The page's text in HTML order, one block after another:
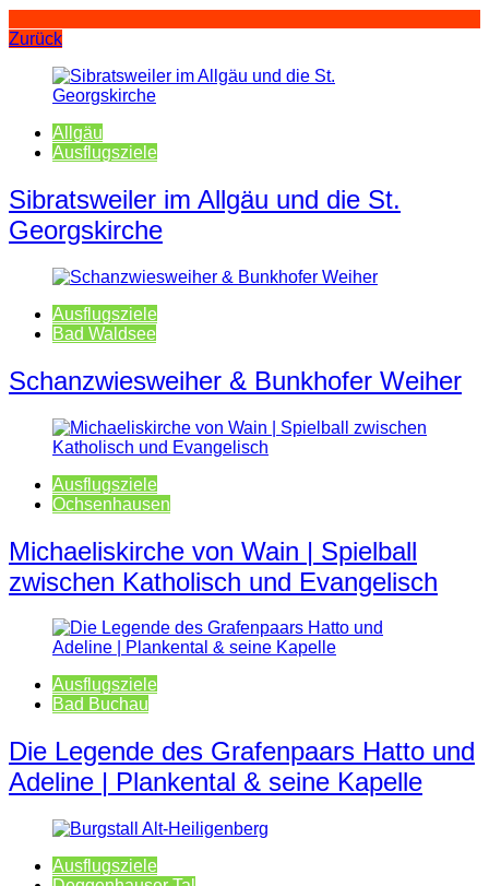
Zurück
Allgäu
Ausflugsziele
Sibratsweiler im Allgäu und die St.
Georgskirche
Ausflugsziele
Bad Waldsee
Schanzwiesweiher & Bunkhofer Weiher
Ausflugsziele
Ochsenhausen
Michaeliskirche von Wain | Spielball
zwischen Katholisch und Evangelisch
Ausflugsziele
Bad Buchau
Die Legende des Grafenpaars Hatto und
Adeline | Plankental & seine Kapelle
Ausflugsziele